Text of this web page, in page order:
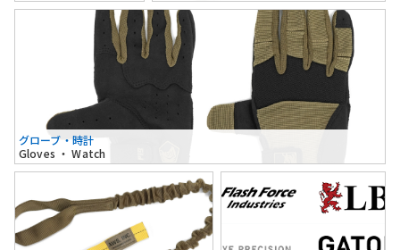
グローブ・時計
Gloves ・ Watch